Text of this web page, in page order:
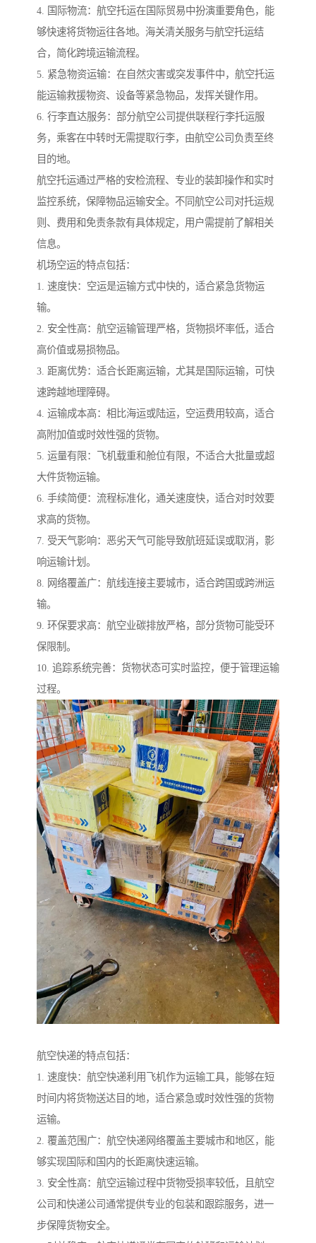
4. 国际物流：航空托运在国际贸易中扮演重要角色，能
够快速将货物运往各地。海关清关服务与航空托运结
合，简化跨境运输流程。
5. 紧急物资运输：在自然灾害或突发事件中，航空托运
能运输救援物资、设备等紧急物品，发挥关键作用。
6. 行李直达服务：部分航空公司提供联程行李托运服
务，乘客在中转时无需提取行李，由航空公司负责至终
目的地。
航空托运通过严格的安检流程、专业的装卸操作和实时
监控系统，保障物品运输安全。不同航空公司对托运规
则、费用和免责条款有具体规定，用户需提前了解相关
信息。
机场空运的特点包括：
1. 速度快：空运是运输方式中快的，适合紧急货物运
输。
2. 安全性高：航空运输管理严格，货物损坏率低，适合
高价值或易损物品。
3. 距离优势：适合长距离运输，尤其是国际运输，可快
速跨越地理障碍。
4. 运输成本高：相比海运或陆运，空运费用较高，适合
高附加值或时效性强的货物。
5. 运量有限：飞机载重和舱位有限，不适合大批量或超
大件货物运输。
6. 手续简便：流程标准化，通关速度快，适合对时效要
求高的货物。
7. 受天气影响：恶劣天气可能导致航班延误或取消，影
响运输计划。
8. 网络覆盖广：航线连接主要城市，适合跨国或跨洲运
输。
9. 环保要求高：航空业碳排放严格，部分货物可能受环
保限制。
10. 追踪系统完善：货物状态可实时监控，便于管理运输
过程。
航空快递的特点包括：
1. 速度快：航空快递利用飞机作为运输工具，能够在短
时间内将货物送达目的地，适合紧急或时效性强的货物
运输。
2. 覆盖范围广：航空快递网络覆盖主要城市和地区，能
够实现国际和国内的长距离快速运输。
3. 安全性高：航空运输过程中货物受损率较低，且航空
公司和快递公司通常提供专业的包装和跟踪服务，进一
步保障货物安全。